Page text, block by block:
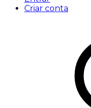
Criar conta